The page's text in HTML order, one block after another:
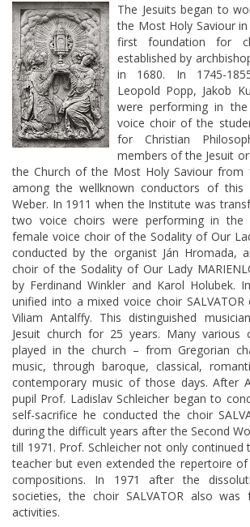
The Jesuits began to
the Most Holy Saviour
first foundation for
established by
in 1680. In 1745-
Leopold Popp, Jakob
were performing in
voice choir of the
for Christian
members of the Jesuit
the Church of the Most Holy Saviour from
among the wellknown conductors of this
Weber. In 1911 when the Institute was
two voice choirs were performing in the
female voice choir of the Sodality of Our
conducted by the organist Ján Hromada,
choir of the Sodality of Our Lady
by Ferdinand Winkler and Karol Holubek.
unified into a mixed voice choir
Viliam Antalffy. This distinguished
Jesuit church for 25 years. Many various
played in the church – from Gregorian
music, through baroque, classical,
contemporary music of those days. After
pupil Prof. Ladislav Schleicher began to
self-sacrifice he conducted the choir
during the difficult years after the Second
till 1971. Prof. Schleicher not only
teacher but even extended the repertoire
compositions. In 1971 after the
societies, the choir SALVATOR also
activities.